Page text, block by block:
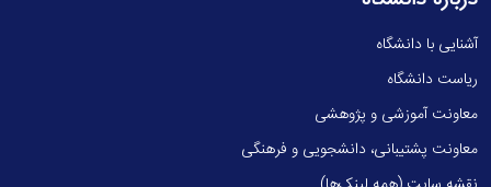
آشنایی با دانشگاه
ریاست دانشگاه
معاونت آموزشی و پژوهشی
معاونت پشتیبانی، دانشجویی و فرهنگی